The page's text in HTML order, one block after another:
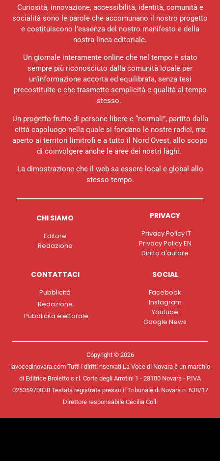
Curiosità, innovazione, accessibilità, identità, comunità e
socialità sono le parole che accomunano il nostro progetto
e costituiscono l’essenza del nostro manifesto e della
nostra linea editoriale.
Un giornale interamente online che nel tempo è stato
sempre più riconosciuto dalla comunità locale per
un’informazione accorta ed equilibrata, senza tesi
precostituite e che trasmette semplicità e qualità al tempo
stesso.
Un progetto frutto di persone libere e “normali”, partito dalla
città capoluogo nella quale si fondano le nostre radici, ma
aperto ai territori limitrofi e a tutto il Nord Ovest, allo scopo
di coinvolgere anche le aree dei nostri laghi.
La dimostrazione che il web sa essere local e global allo
stesso tempo.
CHI SIAMO
Editore
Redazione
PRIVACY
Privacy Policy IT
Privacy Policy EN
Diritto d'autore
CONTATTACI
Pubblicità
Redazione
Pubblicità elettorale
SOCIAL
Facebook
Instagram
Youtube
Google News
Copyright © 2026
lavocedinovara.com Tutti i diritti riservati La Voce di Novara è un marchio
di Editrice Broletto s.r.l. Corte degli Arrotini 1 - 28100 Novara - P.IVA
02535970038 Testata registrata presso il Tribunale di Novara n. 638/17
Direttore responsabile Cecilia Colli